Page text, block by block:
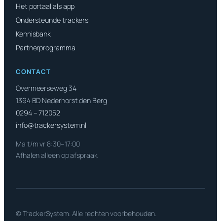
Het portaal als app
Ondersteunde trackers
Kennisbank
Partnerprogramma
CONTACT
Overmeerseweg 34
1394 BD Nederhorst den Berg
0294 – 712052
info@trackersystem.nl
Ma t/m vr 8:30–17:00
Afhalen alleen op afspraak
© TrackerSystem. Alle rechten voorbehouden.